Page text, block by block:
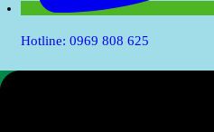
Hotline: 0969 808 625